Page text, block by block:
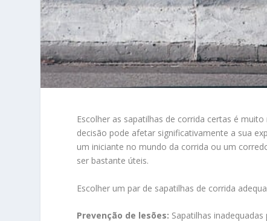
Escolher as sapatilhas de corrida certas é
decisão pode afetar significativamente a sua
um iniciante no mundo da corrida ou um
ser bastante úteis.
Escolher um par de sapatilhas de corrida
Prevenção de lesões: Sapatilhas